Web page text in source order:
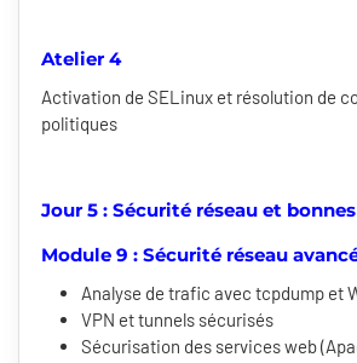
Atelier 4
Activation de SELinux et résolution de
politiques
Jour 5 : Sécurité réseau et
Module 9 : Sécurité réseau
Analyse de trafic avec tcpdump et
VPN et tunnels sécurisés
Sécurisation des services web